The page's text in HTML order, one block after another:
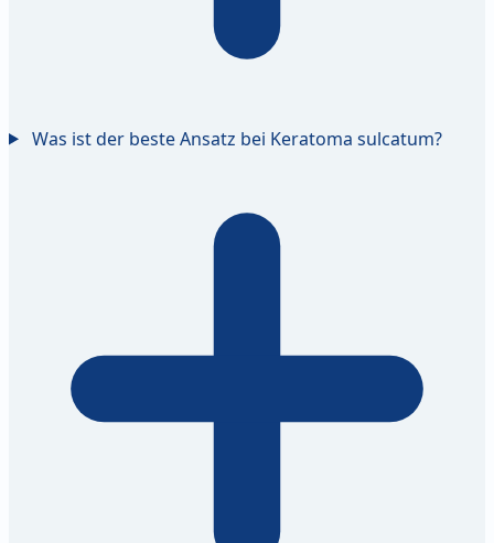
Was ist der beste Ansatz bei Keratoma sulcatum?